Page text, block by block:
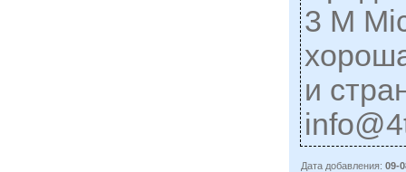
3 M
и
Дата добавления:09-